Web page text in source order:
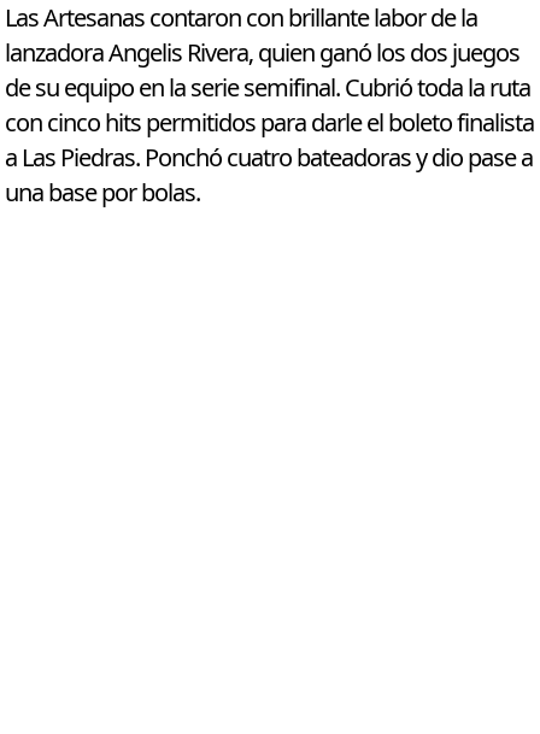
Las Artesanas contaron con brillante labor de la
lanzadora Angelis Rivera, quien ganó los dos juegos
de su equipo en la serie semifinal. Cubrió toda la ruta
con cinco hits permitidos para darle el boleto finalista
a Las Piedras. Ponchó cuatro bateadoras y dio pase a
una base por bolas.